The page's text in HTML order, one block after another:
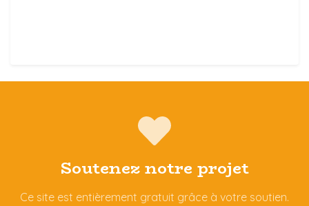
Soutenez notre projet
Ce site est entièrement gratuit grâce à votre soutien.